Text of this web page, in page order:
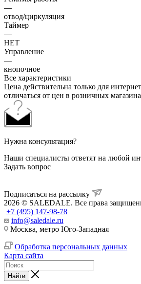
—
отвод/циркуляция
Таймер
—
НЕТ
Управление
—
кнопочное
Все характеристики
Цена действительна только для
отличаться от цен в розничных
Нужна консультация?
Наши специалисты ответят на любой
Задать вопрос
Подписаться на рассылку
2026 © SALEDALE. Все права
+7 (495) 147-98-78
info@saledale.ru
Москва, метро Юго-Западная
Обработка персональных данных
Карта сайта
Найти